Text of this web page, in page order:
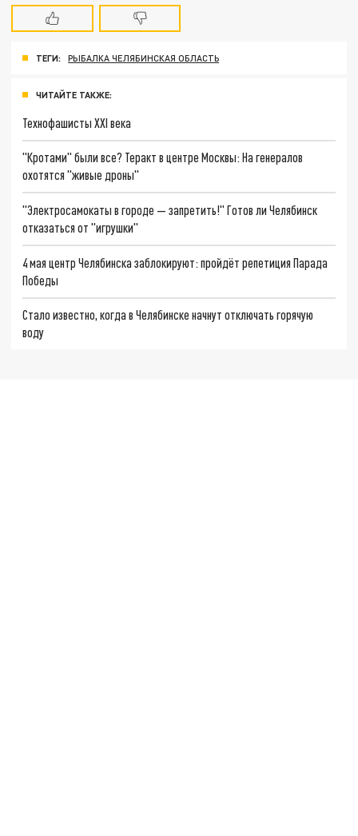
ТЕГИ: РЫБАЛКА ЧЕЛЯБИНСКАЯ ОБЛАСТЬ
ЧИТАЙТЕ ТАКЖЕ:
Технофашисты XXI века
"Кротами" были все? Теракт в центре Москвы: На генералов
охотятся "живые дроны"
"Электросамокаты в городе — запретить!" Готов ли Челябинск
отказаться от "игрушки"
4 мая центр Челябинска заблокируют: пройдёт репетиция Парада
Победы
Стало известно, когда в Челябинске начнут отключать горячую
воду